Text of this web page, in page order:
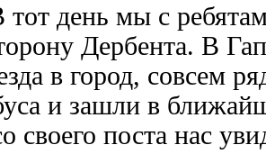
тот день мы с
Дербента. В
в город, совсем
и зашли в
своего поста нас